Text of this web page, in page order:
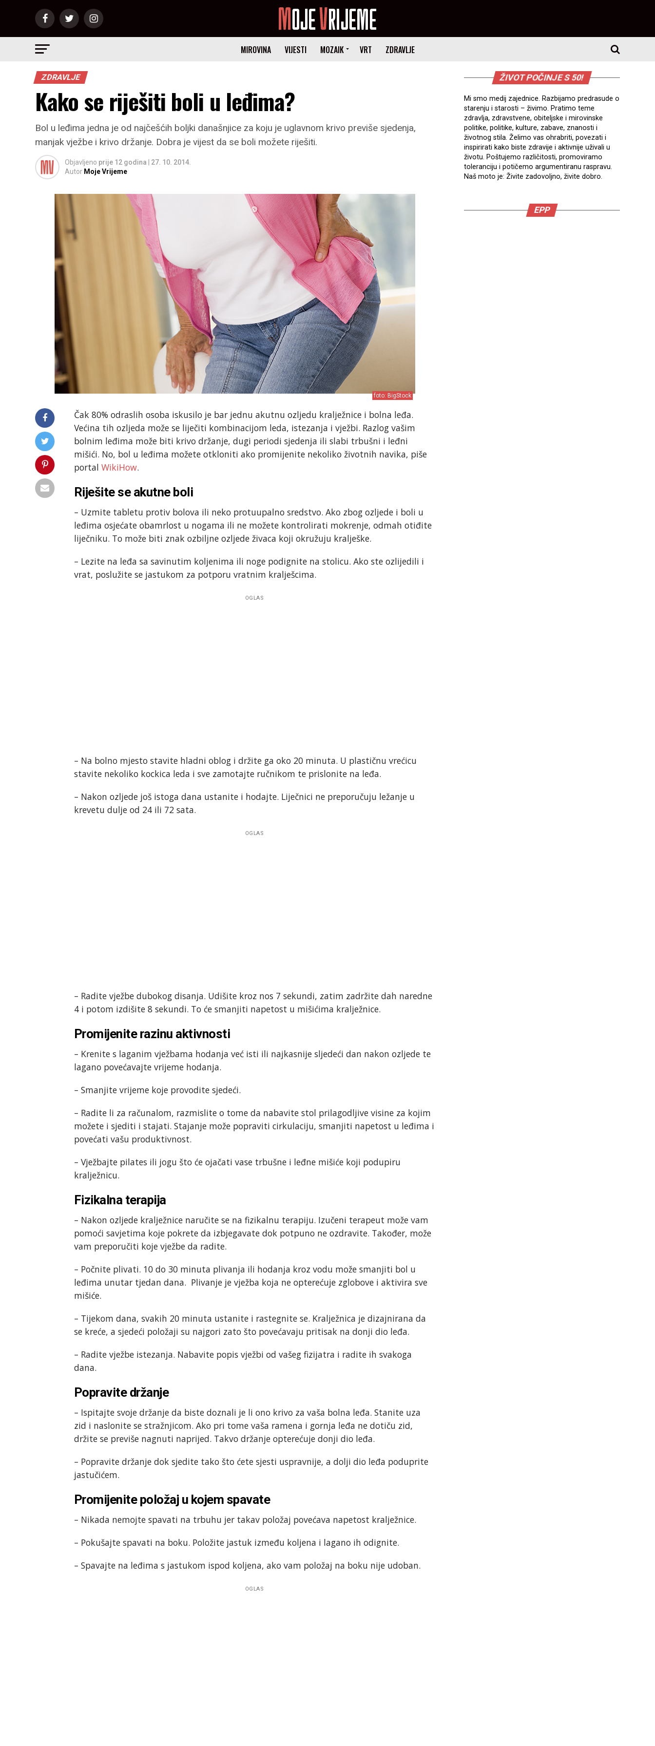
MIROVINA VIJESTI MOZAIK VRT ZDRAVLJE
ZDRAVLJE
Kako se riješiti boli u leđima?
Bol u leđima jedna je od najčešćih boljki današnjice za koju je uglavnom krivo previše sjedenja,
manjak vježbe i krivo držanje. Dobra je vijest da se boli možete riješiti.
Objavljeno prije 12 godina
27. 10. 2014.
Autor Moje Vrijeme
foto: BigStock
Čak 80% odraslih osoba iskusilo je bar jednu akutnu ozljedu kralježnice i bolna leđa.
Većina tih ozljeda može se liječiti kombinacijom leda, istezanja i vježbi. Razlog vašim
bolnim leđima može biti krivo držanje, dugi periodi sjedenja ili slabi trbušni i leđni
mišići. No, bol u leđima možete otkloniti ako promijenite nekoliko životnih navika, piše
portal WikiHow.
Riješite se akutne boli
– Uzmite tabletu protiv bolova ili neko protuupalno sredstvo. Ako zbog ozljede i boli u
leđima osjećate obamrlost u nogama ili ne možete kontrolirati mokrenje, odmah otiđite
liječniku. To može biti znak ozbiljne ozljede živaca koji okružuju kralješke.
– Lezite na leđa sa savinutim koljenima ili noge podignite na stolicu. Ako ste ozlijedili i
vrat, poslužite se jastukom za potporu vratnim kralješcima.
OGLAS
– Na bolno mjesto stavite hladni oblog i držite ga oko 20 minuta. U plastičnu vrećicu
stavite nekoliko kockica leda i sve zamotajte ručnikom te prislonite na leđa.
– Nakon ozljede još istoga dana ustanite i hodajte. Liječnici ne preporučuju ležanje u
krevetu dulje od 24 ili 72 sata.
OGLAS
– Radite vježbe dubokog disanja. Udišite kroz nos 7 sekundi, zatim zadržite dah naredne
4 i potom izdišite 8 sekundi. To će smanjiti napetost u mišićima kralježnice.
Promijenite razinu aktivnosti
– Krenite s laganim vježbama hodanja već isti ili najkasnije sljedeći dan nakon ozljede te
lagano povećavajte vrijeme hodanja.
– Smanjite vrijeme koje provodite sjedeći.
– Radite li za računalom, razmislite o tome da nabavite stol prilagodljive visine za kojim
možete i sjediti i stajati. Stajanje može popraviti cirkulaciju, smanjiti napetost u leđima i
povećati vašu produktivnost.
– Vježbajte pilates ili jogu što će ojačati vase trbušne i leđne mišiće koji podupiru
kralježnicu.
Fizikalna terapija
– Nakon ozljede kralježnice naručite se na fizikalnu terapiju. Izučeni terapeut može vam
pomoći savjetima koje pokrete da izbjegavate dok potpuno ne ozdravite. Također, može
vam preporučiti koje vježbe da radite.
– Počnite plivati. 10 do 30 minuta plivanja ili hodanja kroz vodu može smanjiti bol u
leđima unutar tjedan dana. Plivanje je vježba koja ne opterećuje zglobove i aktivira sve
mišiće.
– Tijekom dana, svakih 20 minuta ustanite i rastegnite se. Kralježnica je dizajnirana da
se kreće, a sjedeći položaji su najgori zato što povećavaju pritisak na donji dio leđa.
– Radite vježbe istezanja. Nabavite popis vježbi od vašeg fizijatra i radite ih svakoga
dana.
Popravite držanje
– Ispitajte svoje držanje da biste doznali je li ono krivo za vaša bolna leđa. Stanite uza
zid i naslonite se stražnjicom. Ako pri tome vaša ramena i gornja leđa ne dotiču zid,
držite se previše nagnuti naprijed. Takvo držanje opterećuje donji dio leđa.
– Popravite držanje dok sjedite tako što ćete sjesti uspravnije, a dolji dio leđa poduprite
jastučićem.
Promijenite položaj u kojem spavate
– Nikada nemojte spavati na trbuhu jer takav položaj povećava napetost kralježnice.
– Pokušajte spavati na boku. Položite jastuk između koljena i lagano ih odignite.
– Spavajte na leđima s jastukom ispod koljena, ako vam položaj na boku nije udoban.
OGLAS
ŽIVOT POČINJE S 50!
Mi smo medij zajednice. Razbijamo predrasude o
starenju i starosti – živimo. Pratimo teme
zdravlja, zdravstvene, obiteljske i mirovinske
politike, politike, kulture, zabave, znanosti i
životnog stila. Želimo vas ohrabriti, povezati i
inspirirati kako biste zdravije i aktivnije uživali u
životu. Poštujemo različitosti, promoviramo
toleranciju i potičemo argumentiranu raspravu.
Naš moto je: Živite zadovoljno, živite dobro.
EPP